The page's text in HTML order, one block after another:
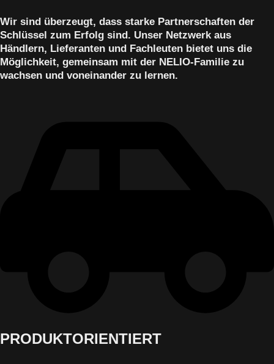
Wir sind überzeugt, dass starke Partnerschaften der
Schlüssel zum Erfolg sind. Unser Netzwerk aus
Händlern, Lieferanten und Fachleuten bietet uns die
Möglichkeit, gemeinsam mit der NELIO-Familie zu
wachsen und voneinander zu lernen.
PRODUKTORIENTIERT